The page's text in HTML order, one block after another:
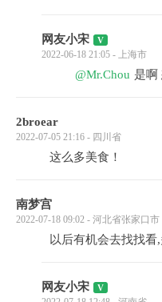
网友小宋
2022-06-18 21:05 - 上海市
@Mr.Chou 是啊
2broear
2022-07-05 21:16 - 四川省
这么多美食！
南梦宫
2022-07-18 09:02 - 河北省张家口市
以后有机会去找找看
网友小宋